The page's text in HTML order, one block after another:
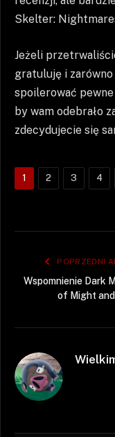
Skelter:
Jeżeli
gratuluję i
spoilerować
by wam odebrało
zdecydujecie się
1 2 3 4
POPRZEDNI
Wspomnienie Dark
of Might